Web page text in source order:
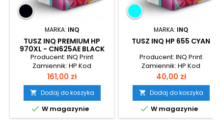
MARKA: INQ
TUSZ INQ PREMIUM HP
970XL - CN625AE BLACK
Producent: INQ Print
Zamiennik: HP Kod
produktu: HP-970XB-1
Wydajność: 9200 stron
Cena
161,00 zł
 Dodaj do koszyka
 W magazynie
MARKA: INQ
TUSZ INQ HP 655 CYAN
Producent: INQ Print
Zamiennik: HP Kod
produktu: HP-655C-1
Wydajność: 600 stron
Cena
40,00 zł
 Dodaj do koszyka
 W magazynie